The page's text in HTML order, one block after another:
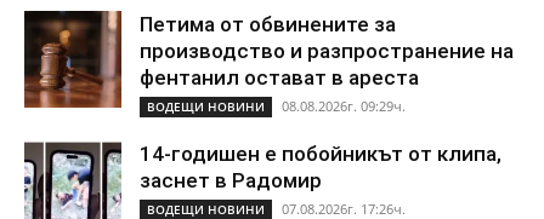
Петима от обвинените за
производство и разпространение на
фентанил остават в ареста
ВОДЕЩИ НОВИНИ 08.08.2026г. 09:29ч.
14-годишен е побойникът от клипа,
заснет в Радомир
ВОДЕЩИ НОВИНИ 07.08.2026г. 17:26ч.